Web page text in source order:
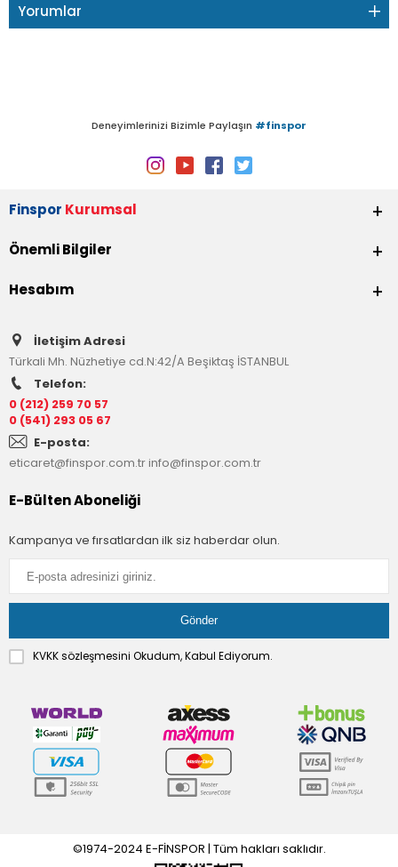
Yorumlar
Deneyimlerinizi Bizimle Paylaşın #finspor
Finspor Kurumsal
Önemli Bilgiler
Hesabım
İletişim Adresi
Türkali Mh. Nüzhetiye cd.N:42/A Beşiktaş İSTANBUL
Telefon:
0 (212) 259 70 57
0 (541) 293 05 67
E-posta:
eticaret@finspor.com.trinfo@finspor.com.tr
E-Bülten Aboneliği
Kampanya ve fırsatlardan ilk siz haberdar olun.
KVKK sözleşmesini Okudum, Kabul Ediyorum.
©1974-2024 E-FİNSPOR | Tüm hakları saklıdır.